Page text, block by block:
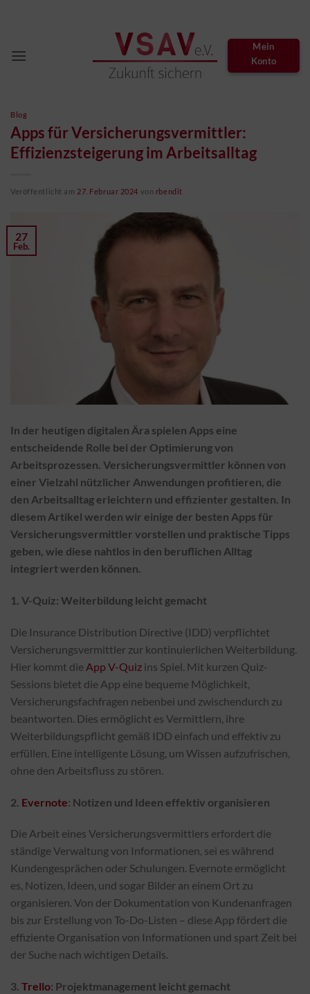
Mein
Konto
Blog
Apps für Versicherungsvermittler:
Effizienzsteigerung im Arbeitsalltag
Veröffentlicht am 27. Februar 2024 von rbendit
27
Feb.
In der heutigen digitalen Ära spielen Apps eine
entscheidende Rolle bei der Optimierung von
Arbeitsprozessen. Versicherungsvermittler können von
einer Vielzahl nützlicher Anwendungen profitieren, die
den Arbeitsalltag erleichtern und effizienter gestalten. In
diesem Artikel werden wir einige der besten Apps für
Versicherungsvermittler vorstellen und praktische Tipps
geben, wie diese nahtlos in den beruflichen Alltag
integriert werden können.
1. V-Quiz: Weiterbildung leicht gemacht
Die Insurance Distribution Directive (IDD) verpflichtet
Versicherungsvermittler zur kontinuierlichen Weiterbildung.
Hier kommt die App V-Quiz ins Spiel. Mit kurzen Quiz-
Sessions bietet die App eine bequeme Möglichkeit,
Versicherungsfachfragen nebenbei und zwischendurch zu
beantworten. Dies ermöglicht es Vermittlern, ihre
Weiterbildungspflicht gemäß IDD einfach und effektiv zu
erfüllen. Eine intelligente Lösung, um Wissen aufzufrischen,
ohne den Arbeitsfluss zu stören.
2. Evernote: Notizen und Ideen effektiv organisieren
Die Arbeit eines Versicherungsvermittlers erfordert die
ständige Verwaltung von Informationen, sei es während
Kundengesprächen oder Schulungen. Evernote ermöglicht
es, Notizen, Ideen, und sogar Bilder an einem Ort zu
organisieren. Von der Dokumentation von Kundenanfragen
bis zur Erstellung von To-Do-Listen – diese App fördert die
effiziente Organisation von Informationen und spart Zeit bei
der Suche nach wichtigen Details.
3. Trello: Projektmanagement leicht gemacht